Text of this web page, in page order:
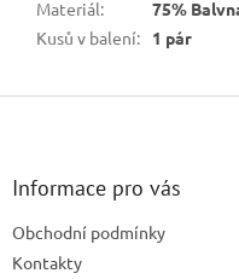
Materiál:
75%
Kusů v balení: 1 pár
Z
Informace pro vás
Obchodní podmínky
Kontakty